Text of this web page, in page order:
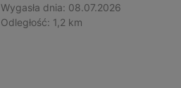
Wygasła dnia: 08.07.2026
Odległość: 1,2 km